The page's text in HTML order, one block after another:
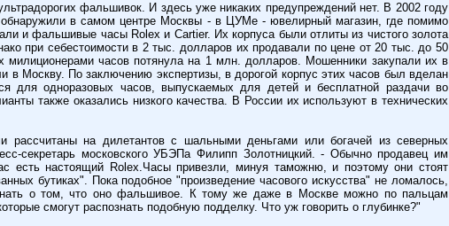
фальшивок. И здесь уже никаких предупреждений нет. В 2002 году
обнаружили в самом центре Москвы - в ЦУМе - ювелирный магазин, где помимо
и фальшивые часы Rolex и Cartier. Их корпуса были отлиты из чистого золота
при себестоимости в 2 тыс. долларов их продавали по цене от 20 тыс. до 50
милиционерами часов потянула на 1 млн. долларов. Мошенники закупали их в
в Москву. По заключению экспертизы, в дорогой корпус этих часов был вделан
для одноразовых часов, выпускаемых для детей и бесплатной раздачи во
также оказались низкого качества. В России их используют в технических
рассчитаны на дилетантов с шальными деньгами или богачей из северных
секретарь московского УБЭПа Филипп Золотницкий. - Обычно продавец им
есть настоящий Rolex.Часы привезли, минуя таможню, и поэтому они стоят
бутиках". Пока подобное "произведение часового искусства" не ломалось,
о том, что оно фальшивое. К тому же даже в Москве можно по пальцам
смогут распознать подобную подделку. Что уж говорить о глубинке?"